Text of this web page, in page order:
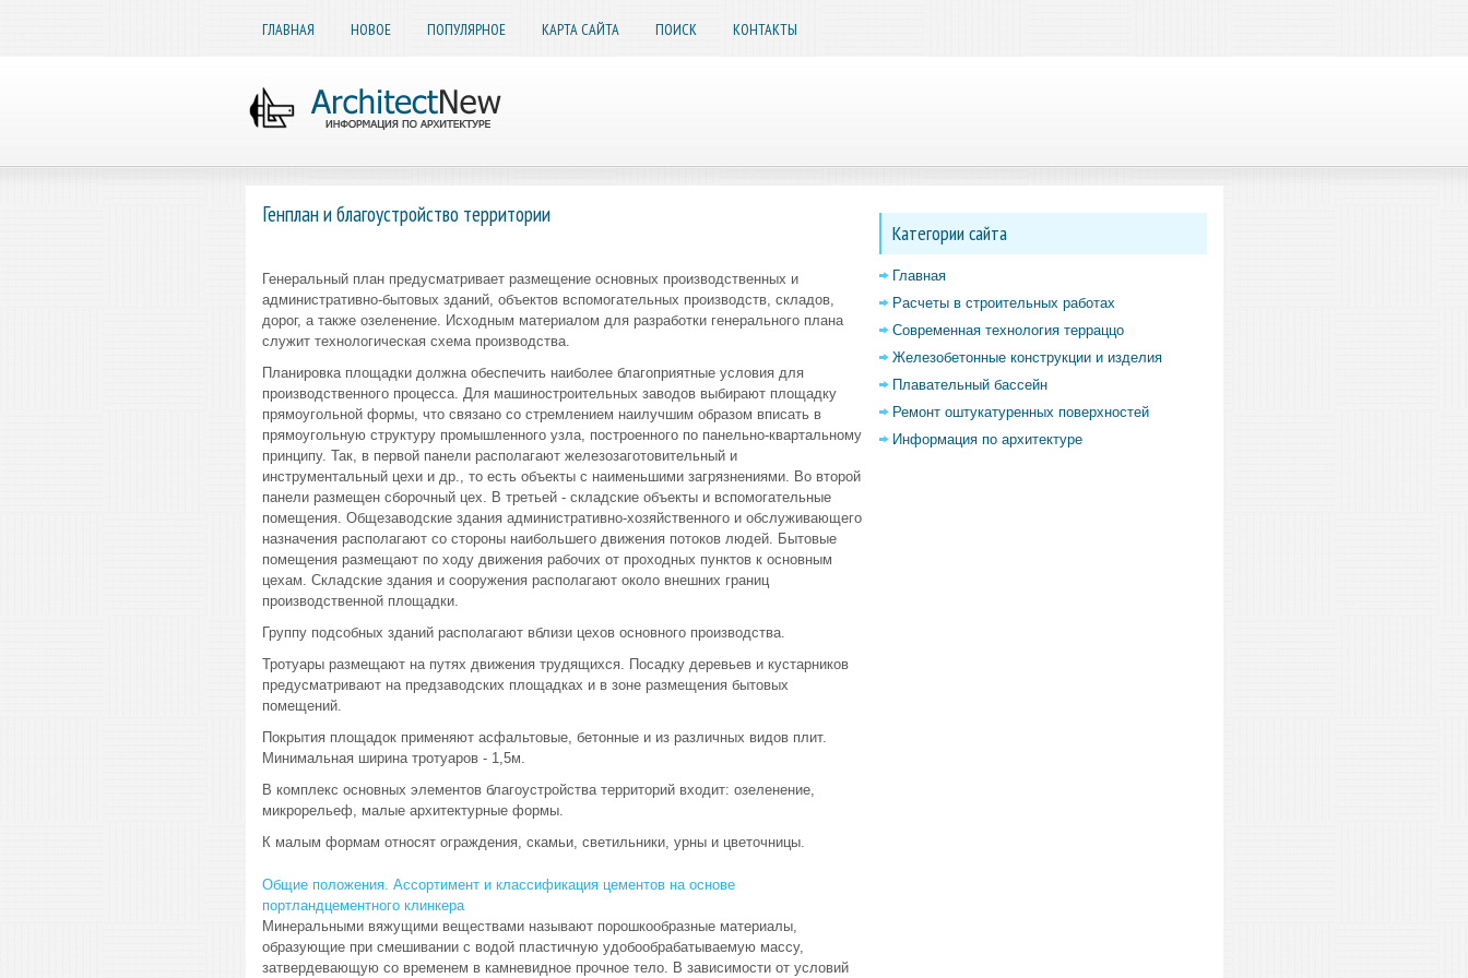
ГЛАВНАЯ НОВОЕ ПОПУЛЯРНОЕ КАРТА САЙТА ПОИСК КОНТАКТЫ
Генплан и благоустройство территории
Генеральный план предусматривает размещение основных производственных и
административно-бытовых зданий, объектов вспомогательных производств, складов,
дорог, а также озеленение. Исходным материалом для разработки генерального плана
служит технологическая схема производства.
Планировка площадки должна обеспечить наиболее благоприятные условия для
производственного процесса. Для машиностроительных заводов выбирают площадку
прямоугольной формы, что связано со стремлением наилучшим образом вписать в
прямоугольную структуру промышленного узла, построенного по панельно-квартальному
принципу. Так, в первой панели располагают железозаготовительный и
инструментальный цехи и др., то есть объекты с наименьшими загрязнениями. Во второй
панели размещен сборочный цех. В третьей - складские объекты и вспомогательные
помещения. Общезаводские здания административно-хозяйственного и обслуживающего
назначения располагают со стороны наибольшего движения потоков людей. Бытовые
помещения размещают по ходу движения рабочих от проходных пунктов к основным
цехам. Складские здания и сооружения располагают около внешних границ
производственной площадки.
Группу подсобных зданий располагают вблизи цехов основного производства.
Тротуары размещают на путях движения трудящихся. Посадку деревьев и кустарников
предусматривают на предзаводских площадках и в зоне размещения бытовых
помещений.
Покрытия площадок применяют асфальтовые, бетонные и из различных видов плит.
Минимальная ширина тротуаров - 1,5м.
В комплекс основных элементов благоустройства территорий входит: озеленение,
микрорельеф, малые архитектурные формы.
К малым формам относят ограждения, скамьи, светильники, урны и цветочницы.
Общие положения. Ассортимент и классификация цементов на основе
портландцементного клинкера
Минеральными вяжущими веществами называют порошкообразные материалы,
образующие при смешивании с водой пластичную удобообрабатываемую массу,
затвердевающую со временем в камневидное прочное тело. В зависимости от условий
Категории сайта
Главная
Расчеты в строительных работах
Современная технология терраццо
Железобетонные конструкции и изделия
Плавательный бассейн
Ремонт оштукатуренных поверхностей
Информация по архитектуре